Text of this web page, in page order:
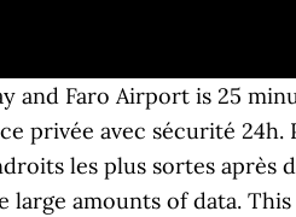
and have panoramic views of the ocean and the marina. Bruges, … Aujourd'hui 12:40. appartement rez-de-jardin meublé et équipé avec 2 chambres, terrasses et jardin privé à vendre en Algarve à Albufeira. change your cookie settings One of our best sellers in Albufeira! Appartement de 1 chambre à Albufeira Marina à vendre, inséré dans un condominium privé avec jardin et piscine d'adultes et un autre pour les enfants. With our office in the UK and our local support office, Cerro Novo, in Albufeira, Portugal, we are able to provide you with the very best deals on Algarve holiday accommodation. Albufeira appartement à vendre €225 000. The apartment is located in the Marina of Albufeira with a beautiful view of the Marina. Vente Appartement Vue mer ALBUFEIRA. Marina de Albufeira, Albufeira, Portugal Marina. Maisons et appartements à vendre - Albufeira, Portugal : annonces de particulier à particulier et d'agences immobilières. Die Anziehungskraft ist nachvollziehbar: In Albufeira gibt es Strände in allen Formen und Größen und sie … Trouvez tout l'immobilier en bord de mer à acheter ALBUFEIRA, ainsi que les propriétés de prestige à vendre, les appartements de standing vue mer à l'achat, des maisons et des villas de luxe ALBUFEIRA. Appartement à vendre à Albufeira, Portugal. Apartment Marina - Situated in Olhos de Água district, Marina apartment offers a beachfront accommodation with complimentary private parking and a terrace. 3 . The terrace has morning sun. The Albufeira Marina is one of the most sheltered Marinas across Portugal. Appartement 99m RDC OULFA 680 000 DH Casablanca / Oulfa. Excellent apartment located in a touristic resort extremely quiet at about 1 km from Albufeira centre, composed by bedroom, kitchen, living dining room, bathroom, balcony, collective swimming-pool and parking place. Salles de bain ; Surface du bâtiment 76 m² . Appartement de 2 chambres à vendre à Albufeira est un appartement au premier étage situé dans une copropriété avec